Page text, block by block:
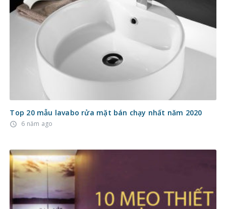
Top 20 mẫu lavabo rửa mặt bán chạy nhất năm 2020
access_time 6 năm ago